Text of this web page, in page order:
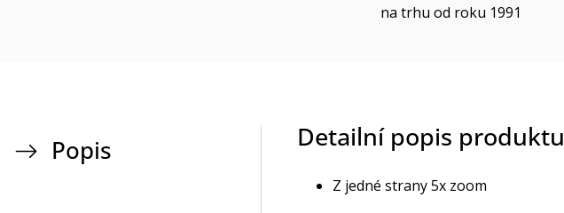
na trhu od roku 1991
Popis Detailní popis produktu
Z jedné strany 5x zoom